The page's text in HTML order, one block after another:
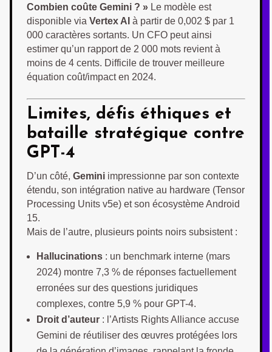
Combien coûte Gemini ? » Le modèle est
disponible via Vertex AI à partir de 0,002 $ par 1
000 caractères sortants. Un CFO peut ainsi
estimer qu’un rapport de 2 000 mots revient à
moins de 4 cents. Difficile de trouver meilleure
équation coût/impact en 2024.
Limites, défis éthiques et
bataille stratégique contre
GPT-4
D’un côté, Gemini impressionne par son contexte
étendu, son intégration native au hardware (Tensor
Processing Units v5e) et son écosystème Android
15.
Mais de l’autre, plusieurs points noirs subsistent :
Hallucinations : un benchmark interne (mars
2024) montre 7,3 % de réponses factuellement
erronées sur des questions juridiques
complexes, contre 5,9 % pour GPT-4.
Droit d’auteur : l’Artists Rights Alliance accuse
Gemini de réutiliser des œuvres protégées lors